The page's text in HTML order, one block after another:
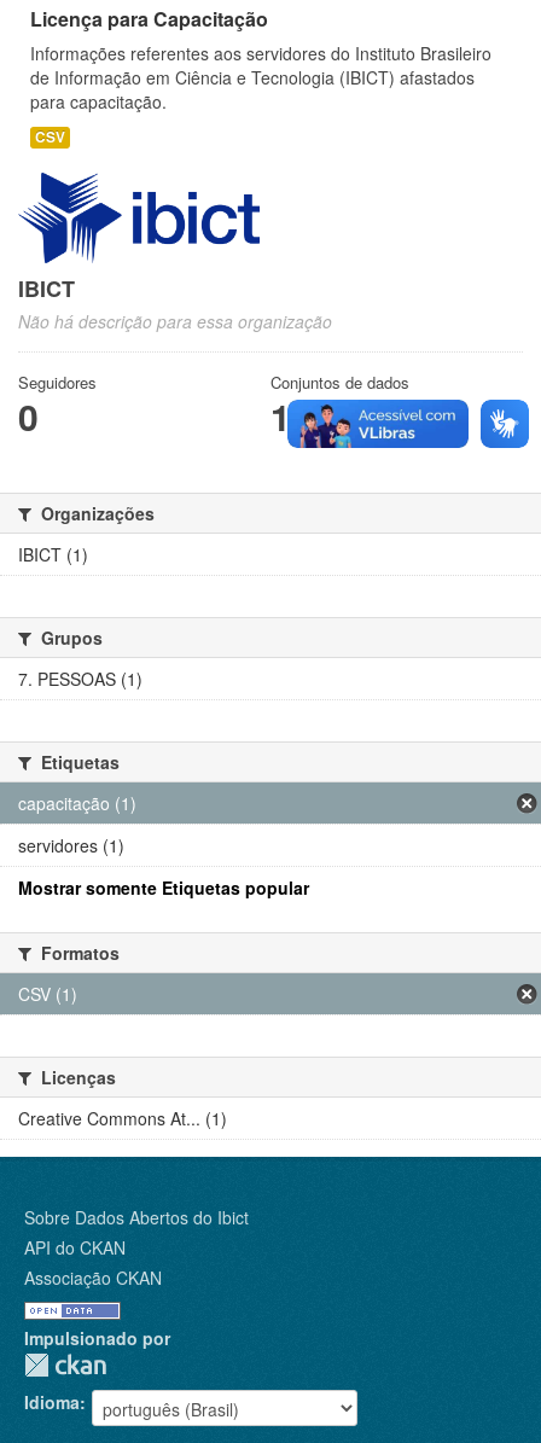
Licença para Capacitação
Informações referentes aos servidores do Instituto Brasileiro
de Informação em Ciência e Tecnologia (IBICT) afastados
para capacitação.
CSV
IBICT
Não há descrição para essa organização
Seguidores
0
Conjuntos de dados
1
Organizações
IBICT (1)
Grupos
7. PESSOAS (1)
Etiquetas
capacitação (1)
servidores (1)
Mostrar somente Etiquetas popular
Formatos
CSV (1)
Licenças
Creative Commons At... (1)
Sobre Dados Abertos do Ibict
API do CKAN
Associação CKAN
Impulsionado por
Idioma